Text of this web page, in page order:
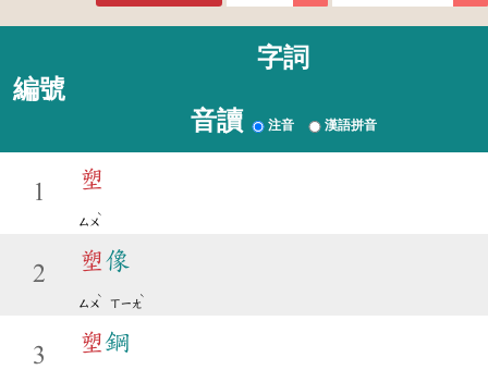
編號
字詞
音讀 注音 漢語拼音
1
塑
ㄙㄨ
ˋ
2
塑像
ㄙㄨ
ˋ
ㄒㄧㄤ
ˋ
3
塑鋼